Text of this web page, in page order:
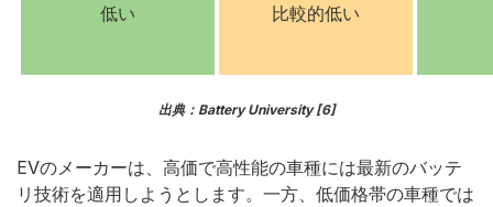
低い 比較的低い
出典：Battery University [6]
EVのメーカーは、高価で高性能の車種には最新のバッテ
リ技術を適用しようとします。一方、低価格帯の車種では